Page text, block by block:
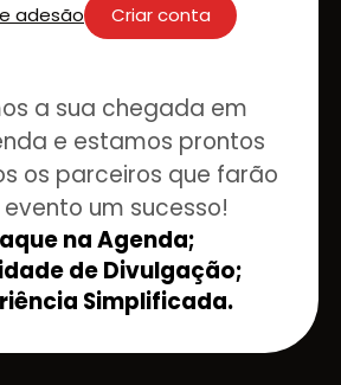
adesão Criar conta
a sua chegada em
e estamos prontos
os parceiros que farão
um sucesso!
na Agenda;
de Divulgação;
Simplificada.